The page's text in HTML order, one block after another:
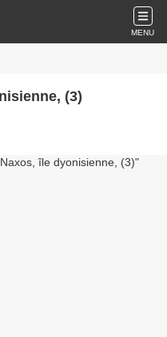
MENU
Regard sur Naxos, île dyonisienne, (3)